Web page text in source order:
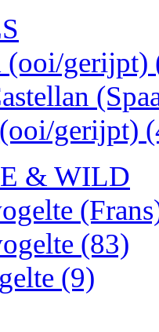
(ooi/gerijpt)
gerijpt)
& WILD
(83)
(9)